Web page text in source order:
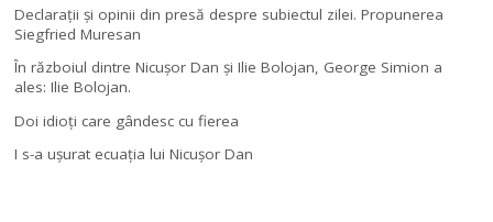
Declaraţii şi opinii din presă despre subiectul zilei. Propunerea
Siegfried Muresan
În războiul dintre Nicuşor Dan şi Ilie Bolojan, George Simion a
ales: Ilie Bolojan.
Doi idioţi care gândesc cu fierea
I s-a uşurat ecuaţia lui Nicuşor Dan